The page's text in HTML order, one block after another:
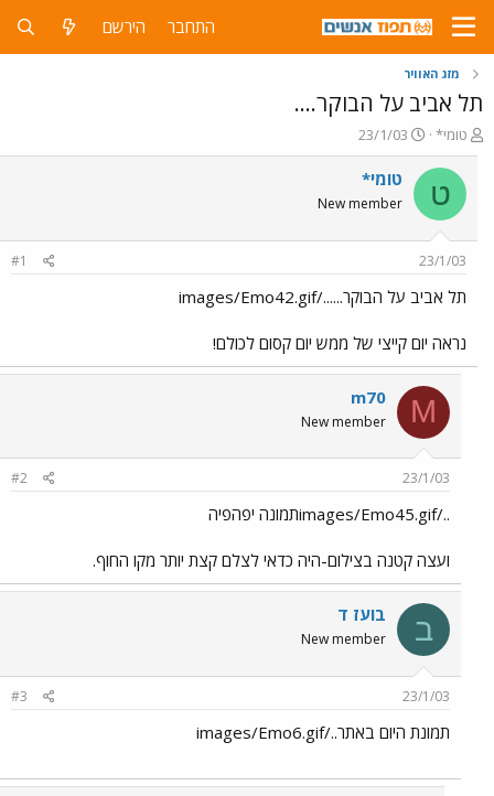
התחבר הירשם
מזג האוויר
תל אביב על הבוקר....
פ
ו
ת
ח
ה
ש
א
טומי*
פ
ו
ר
23/1/03
ט טומי*
New member
23/1/03
#1
תל אביב על הבוקר....../images/Emo42.gif
נראה יום קייצי של ממש יום קסום לכולם!
M
m70
New member
23/1/03
#2
../images/Emo45.gifתמונה יפהפיה
ועצה קטנה בצילום-היה כדאי לצלם קצת יותר מקו החוף.
ב בועז ד
New member
23/1/03
#3
תמונת היום באתר../images/Emo6.gif